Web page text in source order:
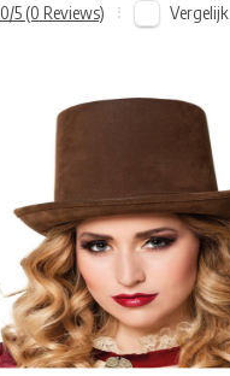
0/5 (0 Reviews) Vergelijk